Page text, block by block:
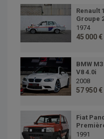
Renault
Groupe
1974
45 000 €
BMW
V8 4.0i
2008
57 950 €
Fiat
1991